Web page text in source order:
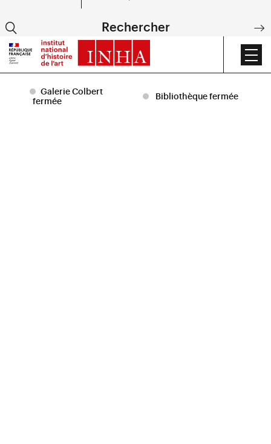
Rechercher
Accueil|Éditions
Galerie Colbert
fermée
Bibliothèque fermée